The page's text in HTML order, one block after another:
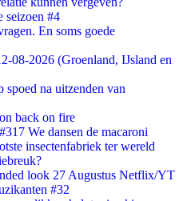
#4
En soms goede
08-2026 (Groenland, IJsland en
spoed na uitzenden van
back on fire
We dansen de macaroni
insectenfabriek ter wereld
look 27 Augustus Netflix/YT
#32